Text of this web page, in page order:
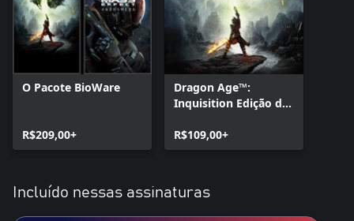
O Pacote BioWare
R$209,00+
Dragon Age™:
Inquisition Edição de
R$109,00+
Incluído nessas assinaturas